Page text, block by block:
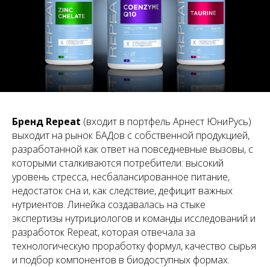
Бренд Repeat (входит в портфель Арнест ЮниРусь)
выходит на рынок БАДов с собственной продукцией,
разработанной как ответ на повседневные вызовы, с
которыми сталкиваются потребители: высокий
уровень стресса, несбалансированное питание,
недостаток сна и, как следствие, дефицит важных
нутриентов. Линейка создавалась на стыке
экспертизы нутрициологов и команды исследований и
разработок Repeat, которая отвечала за
технологическую проработку формул, качество сырья
и подбор компонентов в биодоступных формах.